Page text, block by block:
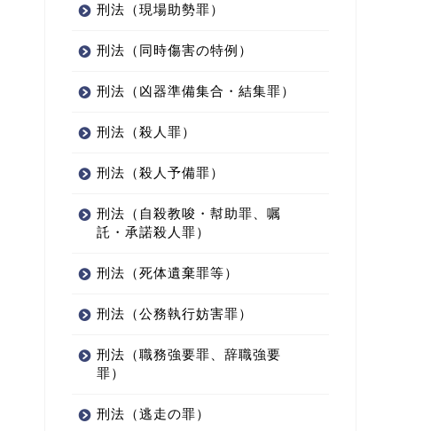
刑法（現場助勢罪）
刑法（同時傷害の特例）
刑法（凶器準備集合・結集罪）
刑法（殺人罪）
刑法（殺人予備罪）
刑法（自殺教唆・幇助罪、嘱
託・承諾殺人罪）
刑法（死体遺棄罪等）
刑法（公務執行妨害罪）
刑法（職務強要罪、辞職強要
罪）
刑法（逃走の罪）